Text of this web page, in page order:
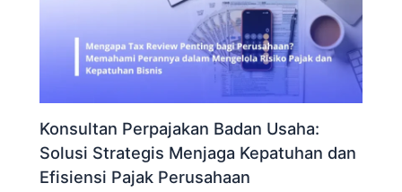
Konsultan Perpajakan Badan Usaha:
Solusi Strategis Menjaga Kepatuhan dan
Efisiensi Pajak Perusahaan